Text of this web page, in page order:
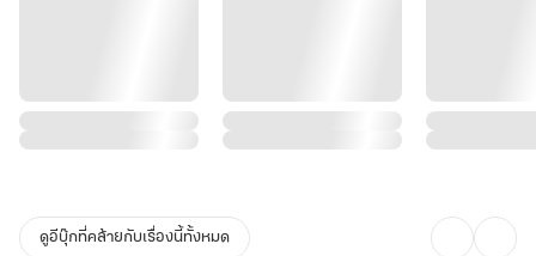
ดูอีบุ๊กที่คล้ายกับเรื่องนี้ทั้งหมด